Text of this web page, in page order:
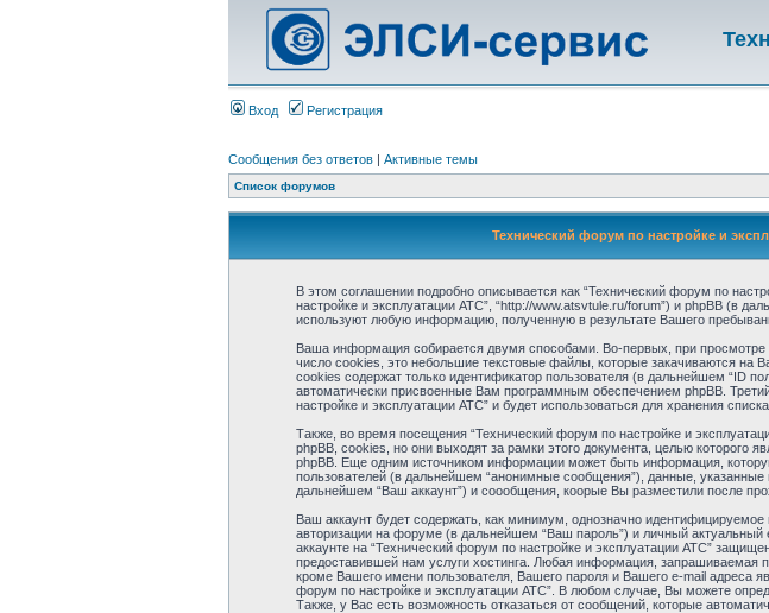
Вход Регистрация
Сообщения без ответов | Активные темы
Список форумов
Технический форум по настройке и
В этом соглашении подробно описывается как “Технический форум по
настройке и эксплуатации АТС”, “http://www.atsvtule.ru/forum”) и phpBB (в
используют любую информацию, полученную в результате Вашего
Ваша информация собирается двумя способами. Во-первых, при просмотре
число cookies, это небольшие текстовые файлы, которые закачиваются
cookies содержат только идентификатор пользователя (в дальнейшем “ID
автоматически присвоенные Вам программным обеспечением phpBB.
настройке и эксплуатации АТС” и будет использоваться для хранения
Также, во время посещения “Технический форум по настройке и
phpBB, cookies, но они выходят за рамки этого документа, целью которого
phpBB. Еще одним источником информации может быть информация,
пользователей (в дальнейшем “анонимные сообщения”), данные,
дальнейшем “Ваш аккаунт”) и соообщения, коорые Вы разместили после
Ваш аккаунт будет содержать, как минимум, однозначно
авторизации на форуме (в дальнейшем “Ваш пароль”) и личный
аккаунте на “Технический форум по настройке и эксплуатации АТС”
предоставившей нам услуги хостинга. Любая информация, запрашиваемая
кроме Вашего имени пользователя, Вашего пароля и Вашего e-mail адреса
форум по настройке и эксплуатации АТС”. В любом случае, Вы можете
Также, у Вас есть возможность отказаться от сообщений, которые